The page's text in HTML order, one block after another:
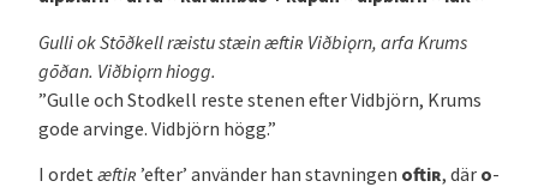
Gulli ok Stōðkell ræistu stæin æftiʀ Viðbiǫrn, arfa Krums
gōðan. Viðbiǫrn hiogg.
”Gulle och Stodkell reste stenen efter Vidbjörn, Krums
gode arvinge. Vidbjörn högg.”
I ordet æftiʀ ’efter’ använder han stavningen oftiʀ, där o-